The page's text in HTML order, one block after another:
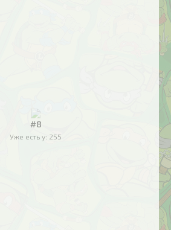
#8
Уже есть у: 255